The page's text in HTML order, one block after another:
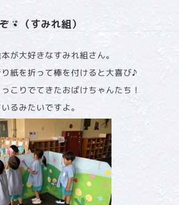
（すみれ組）
が大好きなすみれ組さん。
紙を折って棒を付けると大喜び♪
こりでてきたおばけちゃんたち！
るみたいですよ。